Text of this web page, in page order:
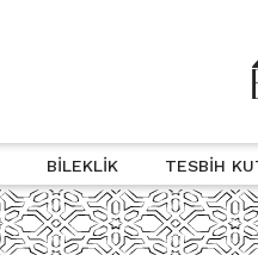
BILEKLIK TESBIH